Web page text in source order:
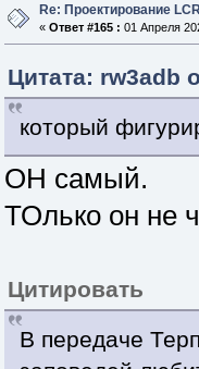
Re: Проектирование
« Ответ #165 : 01 Апреля
Цитата: rw3adb
который
ОН самый.
ТОлько он не
Цитировать
В передаче